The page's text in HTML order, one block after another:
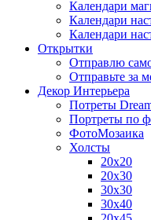
Календари
Календари
Календари
Открытки
Отправлю
Отправьте за
Декор Интерьера
Потреты
Портреты по
ФотоМозаика
Холсты
20х20
20х30
30х30
30х40